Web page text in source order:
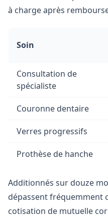
à charge après
Soin
Consultation de
spécialiste
Couronne dentaire
Verres progressifs
Prothèse de hanche
Additionnés sur douze
dépassent fréquemment
cotisation de mutuelle